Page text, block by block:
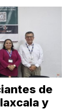
de
y